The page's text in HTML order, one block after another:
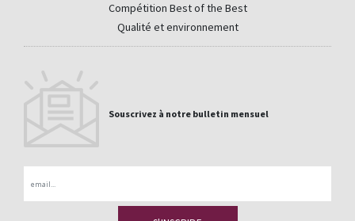
Compétition Best of the Best
Qualité et environnement
Souscrivez à notre bulletin mensuel